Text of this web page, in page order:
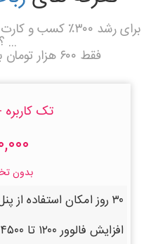
برای رشد ۳۰۰٪
... ؟
فقط ۶۰۰ هزار تومان برای یک سال !!!!!
تک کاربره - ۱
بدون
۳۰ روز امکان استفاده از پنل
افزایش فالوور ۱۲۰۰ تا ۴۵۰۰ نفر